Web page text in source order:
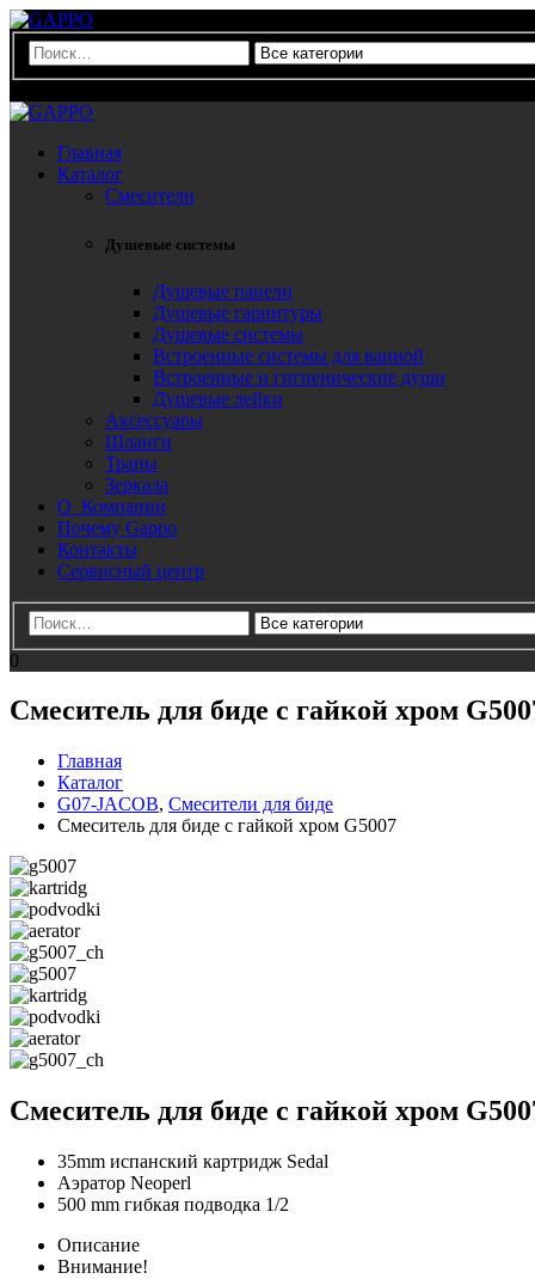
Главная
Каталог
Смесители
Душевые системы
Душевые панели
Душевые гарнитуры
Душевые системы
Встроенные системы для ванной
Встроенные и гигиенические души
Душевые лейки
Аксессуары
Шланги
Трапы
Зеркала
О Компании
Почему Gappo
Контакты
Сервисный центр
0
Смеситель для биде с гайкой хром
Главная
Каталог
G07-JACOB, Смесители для биде
Смеситель для биде с гайкой хром G5007
Смеситель для биде с гайкой хром
35mm испанский картридж Sedal
Аэратор Neoperl
500 mm гибкая подводка 1/2
Описание
Внимание!